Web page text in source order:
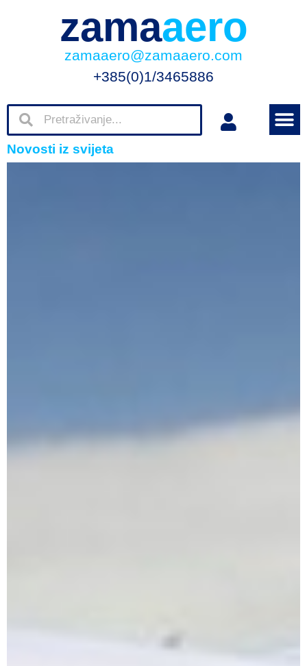
zamaaero
zamaaero@zamaaero.com
+385(0)1/3465886
Novosti iz svijeta